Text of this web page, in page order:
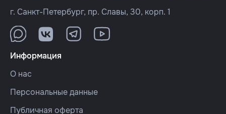
г. Санкт-Петербург, пр. Славы, 30, корп. 1
Информация
О нас
Персональные данные
Публичная оферта